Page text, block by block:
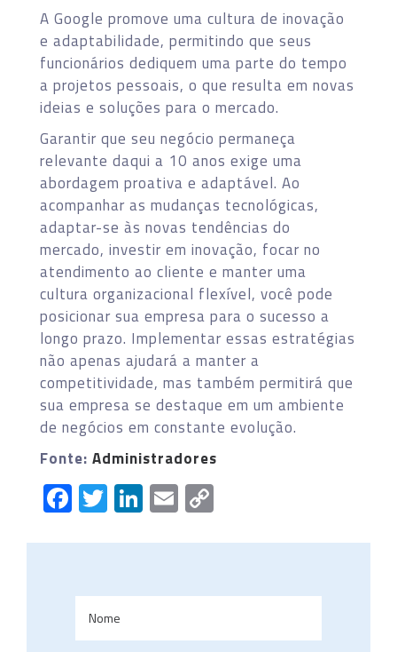
A Google promove uma cultura de inovação
e adaptabilidade, permitindo que seus
funcionários dediquem uma parte do tempo
a projetos pessoais, o que resulta em novas
ideias e soluções para o mercado.
Garantir que seu negócio permaneça
relevante daqui a 10 anos exige uma
abordagem proativa e adaptável. Ao
acompanhar as mudanças tecnológicas,
adaptar-se às novas tendências do
mercado, investir em inovação, focar no
atendimento ao cliente e manter uma
cultura organizacional flexível, você pode
posicionar sua empresa para o sucesso a
longo prazo. Implementar essas estratégias
não apenas ajudará a manter a
competitividade, mas também permitirá que
sua empresa se destaque em um ambiente
de negócios em constante evolução.
Fonte: Administradores
Facebook
Twitter
LinkedIn
Email